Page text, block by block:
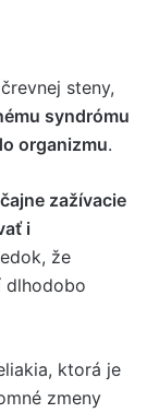
steny,
syndrómu
organizmu.
zažívacie
i
že
dlhodobo
ktorá je
zmeny